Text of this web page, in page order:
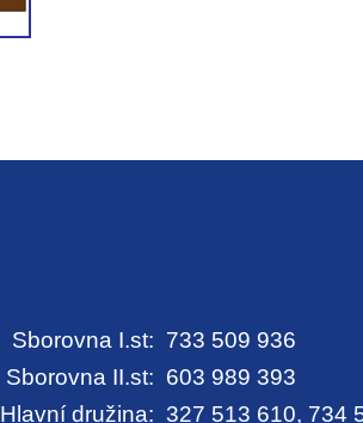
Sborovna I.st: 733 509 936
Sborovna II.st: 603 989 393
Hlavní družina: 327 513 610, 734